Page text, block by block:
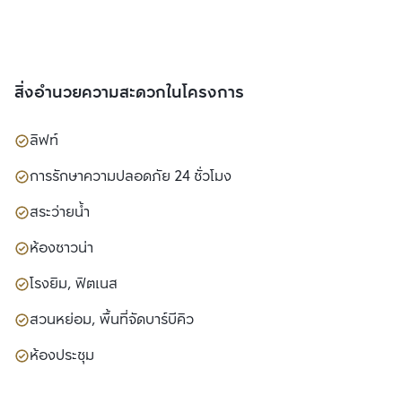
สิ่งอำนวยความสะดวกในโครงการ
ลิฟท์
การรักษาความปลอดภัย 24 ชั่วโมง
สระว่ายน้ำ
ห้องซาวน่า
โรงยิม, ฟิตเนส
สวนหย่อม, พื้นที่จัดบาร์บีคิว
ห้องประชุม